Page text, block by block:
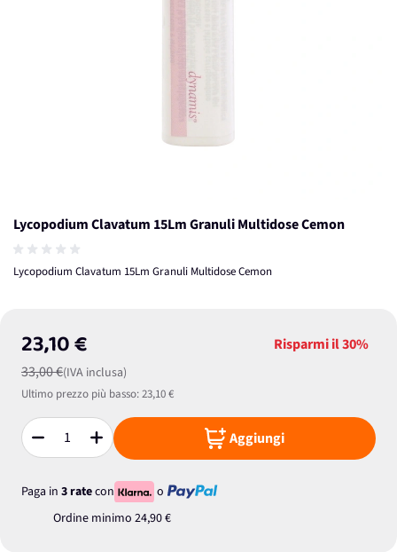
Lycopodium Clavatum 15Lm Granuli Multidose Cemon
Lycopodium Clavatum 15Lm Granuli Multidose Cemon
23,10 €
33,00 €(IVA inclusa)
Risparmi il30%
Ultimo prezzo più basso:23,10 €
Quantità Aggiungi
Paga in 3 ratecon
o
Ordine minimo 24,90 €